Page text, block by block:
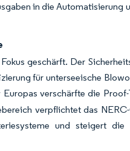
in die Automatisierung
geschärft. Der
für unterseeische
verschärfte die Proof-
verpflichtet das
und steigert die